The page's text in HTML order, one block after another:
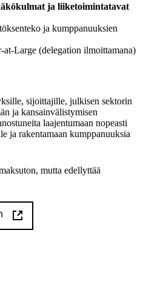
ja liiketoimintatavat
ja kumppanuuksien
at-Large (delegation ilmoittamana)
sijoittajille, julkisen sektorin
ja kansainvälistymisen
laajentumaan nopeasti
ja rakentamaan kumppanuuksia
mutta edellyttää